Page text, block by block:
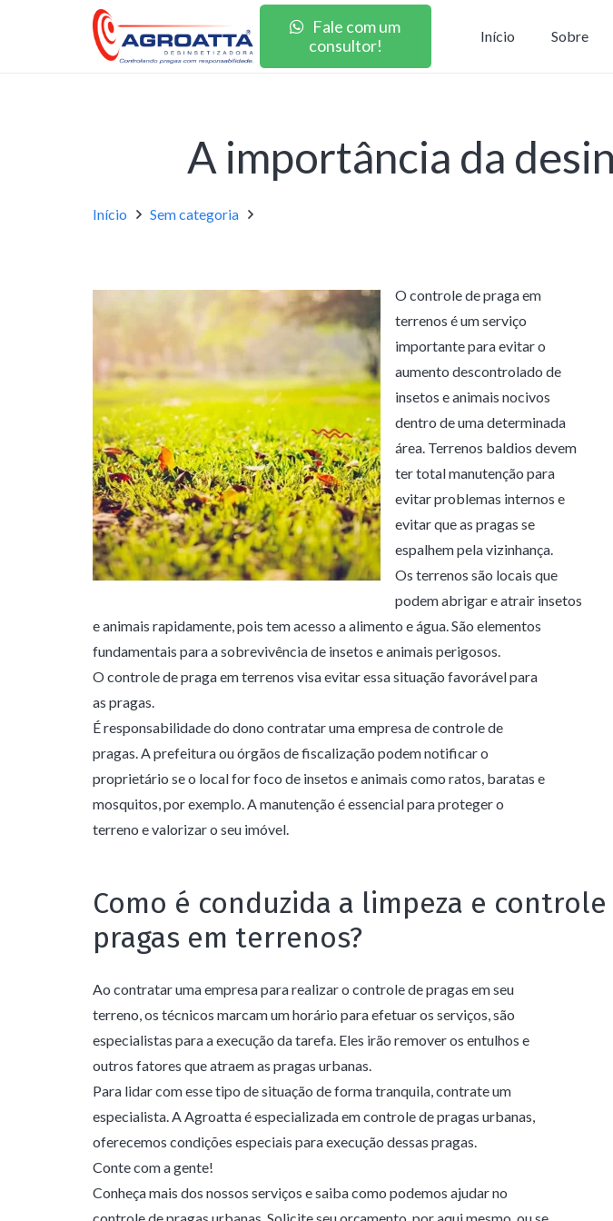
Fale com um
consultor!
Início Sobre
A importância da
Início Sem categoria
O controle de praga em
terrenos é um serviço
importante para evitar o
aumento descontrolado de
insetos e animais nocivos
dentro de uma determinada
área. Terrenos baldios devem
ter total manutenção para
evitar problemas internos e
evitar que as pragas se
espalhem pela vizinhança.
Os terrenos são locais que
podem abrigar e atrair insetos
e animais rapidamente, pois tem acesso a alimento e água. São elementos
fundamentais para a sobrevivência de insetos e animais perigosos.
O controle de praga em terrenos visa evitar essa situação favorável para
as pragas.
É responsabilidade do dono contratar uma empresa de controle de
pragas. A prefeitura ou órgãos de fiscalização podem notificar o
proprietário se o local for foco de insetos e animais como ratos, baratas e
mosquitos, por exemplo. A manutenção é essencial para proteger o
terreno e valorizar o seu imóvel.
Como é conduzida a limpeza e controle
pragas em terrenos?
Ao contratar uma empresa para realizar o controle de pragas em seu
terreno, os técnicos marcam um horário para efetuar os serviços, são
especialistas para a execução da tarefa. Eles irão remover os entulhos e
outros fatores que atraem as pragas urbanas.
Para lidar com esse tipo de situação de forma tranquila, contrate um
especialista. A Agroatta é especializada em controle de pragas urbanas,
oferecemos condições especiais para execução dessas pragas.
Conte com a gente!
Conheça mais dos nossos serviços e saiba como podemos ajudar no